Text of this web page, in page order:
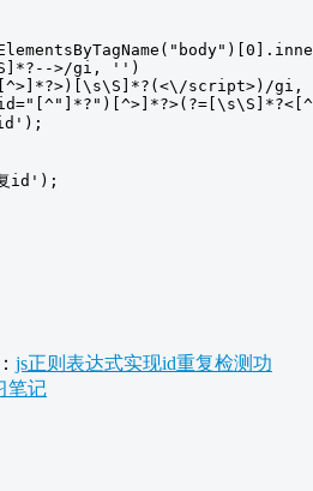
>/gi, '')
script>)/gi,
id');
js正则表达式实现id重复检测功
笔记